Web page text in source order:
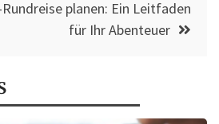
planen: Ein Leitfaden
für Ihr Abenteuer